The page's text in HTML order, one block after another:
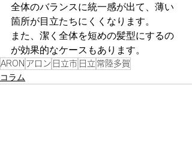
全体のバランスに統一感が出て、薄い
箇所が目立たちにくくなります。
また、潔く全体を短めの髪型にするの
が効果的なケースもあります。
ARON アロン 日立市 日立 常陸多賀
コラム